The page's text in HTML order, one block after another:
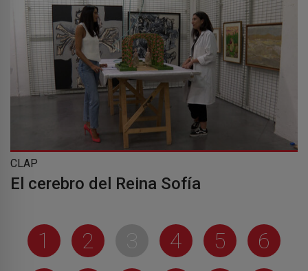
CLAP
El cerebro del Reina Sofía
1 2 3 4 5
6